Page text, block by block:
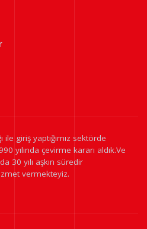
ile giriş yaptığımız sektörde
yılında çevirme kararı aldık.Ve
30 yılı aşkın süredir
vermekteyiz.